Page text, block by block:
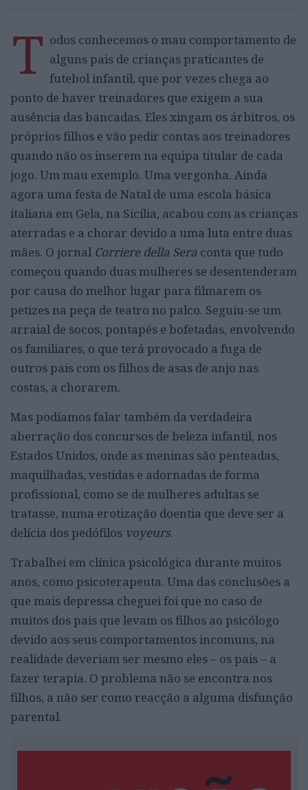
T odos conhecemos o mau comportamento de
alguns pais de crianças praticantes de
futebol infantil, que por vezes chega ao
ponto de haver treinadores que exigem a sua
ausência das bancadas. Eles xingam os árbitros, os
próprios filhos e vão pedir contas aos treinadores
quando não os inserem na equipa titular de cada
jogo. Um mau exemplo. Uma vergonha. Ainda
agora uma festa de Natal de uma escola básica
italiana em Gela, na Sicília, acabou com as crianças
aterradas e a chorar devido a uma luta entre duas
mães. O jornal Corriere della Sera conta que tudo
começou quando duas mulheres se desentenderam
por causa do melhor lugar para filmarem os
petizes na peça de teatro no palco. Seguiu-se um
arraial de socos, pontapés e bofetadas, envolvendo
os familiares, o que terá provocado a fuga de
outros pais com os filhos de asas de anjo nas
costas, a chorarem.
Mas podíamos falar também da verdadeira
aberração dos concursos de beleza infantil, nos
Estados Unidos, onde as meninas são penteadas,
maquilhadas, vestidas e adornadas de forma
profissional, como se de mulheres adultas se
tratasse, numa erotização doentia que deve ser a
delícia dos pedófilos voyeurs.
Trabalhei em clínica psicológica durante muitos
anos, como psicoterapeuta. Uma das conclusões a
que mais depressa cheguei foi que no caso de
muitos dos pais que levam os filhos ao psicólogo
devido aos seus comportamentos incomuns, na
realidade deveriam ser mesmo eles – os pais – a
fazer terapia. O problema não se encontra nos
filhos, a não ser como reacção a alguma disfunção
parental.